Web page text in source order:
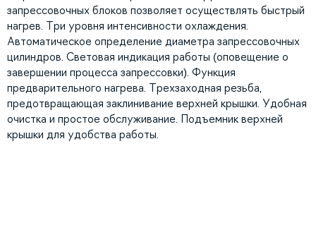
запрессовочных блоков позволяет осуществлять быстрый
нагрев. Три уровня интенсивности охлаждения.
Автоматическое определение диаметра запрессовочных
цилиндров. Световая индикация работы (оповещение о
завершении процесса запрессовки). Функция
предварительного нагрева. Трехзаходная резьба,
предотвращающая заклинивание верхней крышки. Удобная
очистка и простое обслуживание. Подъемник верхней
крышки для удобства работы.